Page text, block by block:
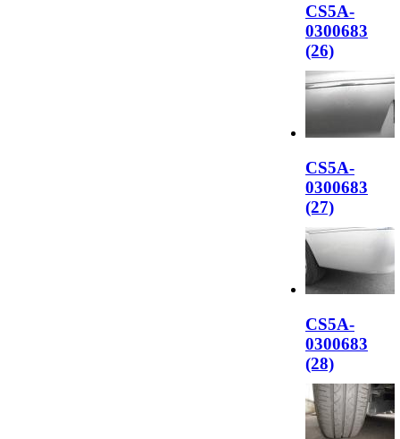
CS5A-
0300683
(26)
CS5A-
0300683
(27)
CS5A-
0300683
(28)